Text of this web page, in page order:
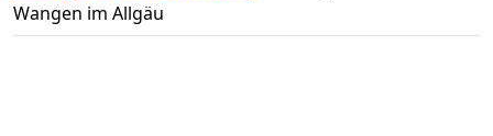
Wangen im Allgäu